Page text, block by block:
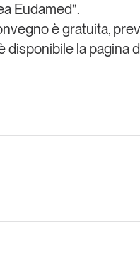
Eudamed”.
è gratuita,
disponibile la pagina